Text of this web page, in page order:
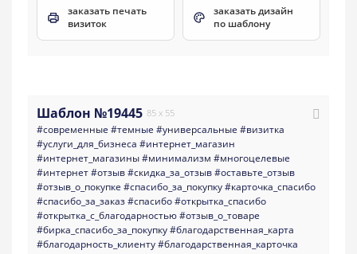
заказать печать
визиток
заказать дизайн
по шаблону
Шаблон №19445 85 x 55
#современные #темные #универсальные #визитка
#услуги_для_бизнеса #интернет_магазин
#интернет_магазины#минимализм #многоцелевые
#интернет#отзыв#скидка_за_отзыв#оставьте_отзыв
#отзыв_о_покупке #спасибо_за_покупку#карточка_спасибо
#спасибо_за_заказ#спасибо#открытка_спасибо
#открытка_с_благодарностью#отзыв_о_товаре
#бирка_спасибо_за_покупку#благодарственная_карта
#благодарность_клиенту#благодарственная_карточка